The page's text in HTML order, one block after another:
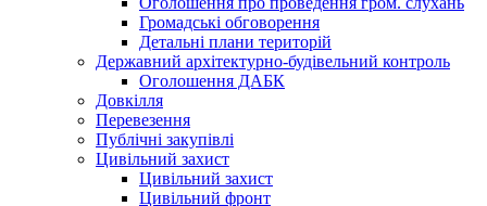
Громадські обговорення
Детальні плани територій
Державний архітектурно-будівельний контроль
Оголошення ДАБК
Довкілля
Перевезення
Публічні закупівлі
Цивільний захист
Цивільний захист
Цивільний фронт